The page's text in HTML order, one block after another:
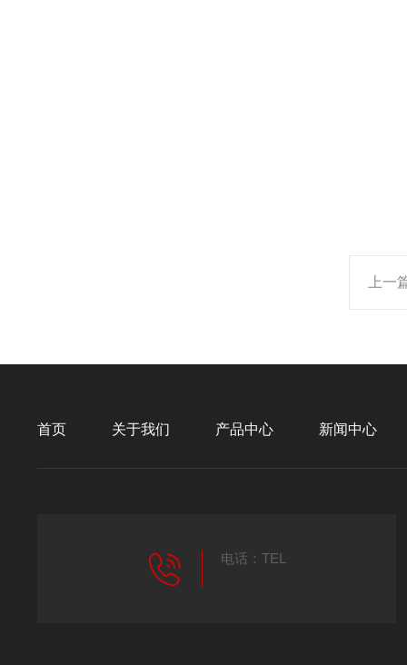
上一
首页 关于我们 产品中心 新闻中心
电话：TEL